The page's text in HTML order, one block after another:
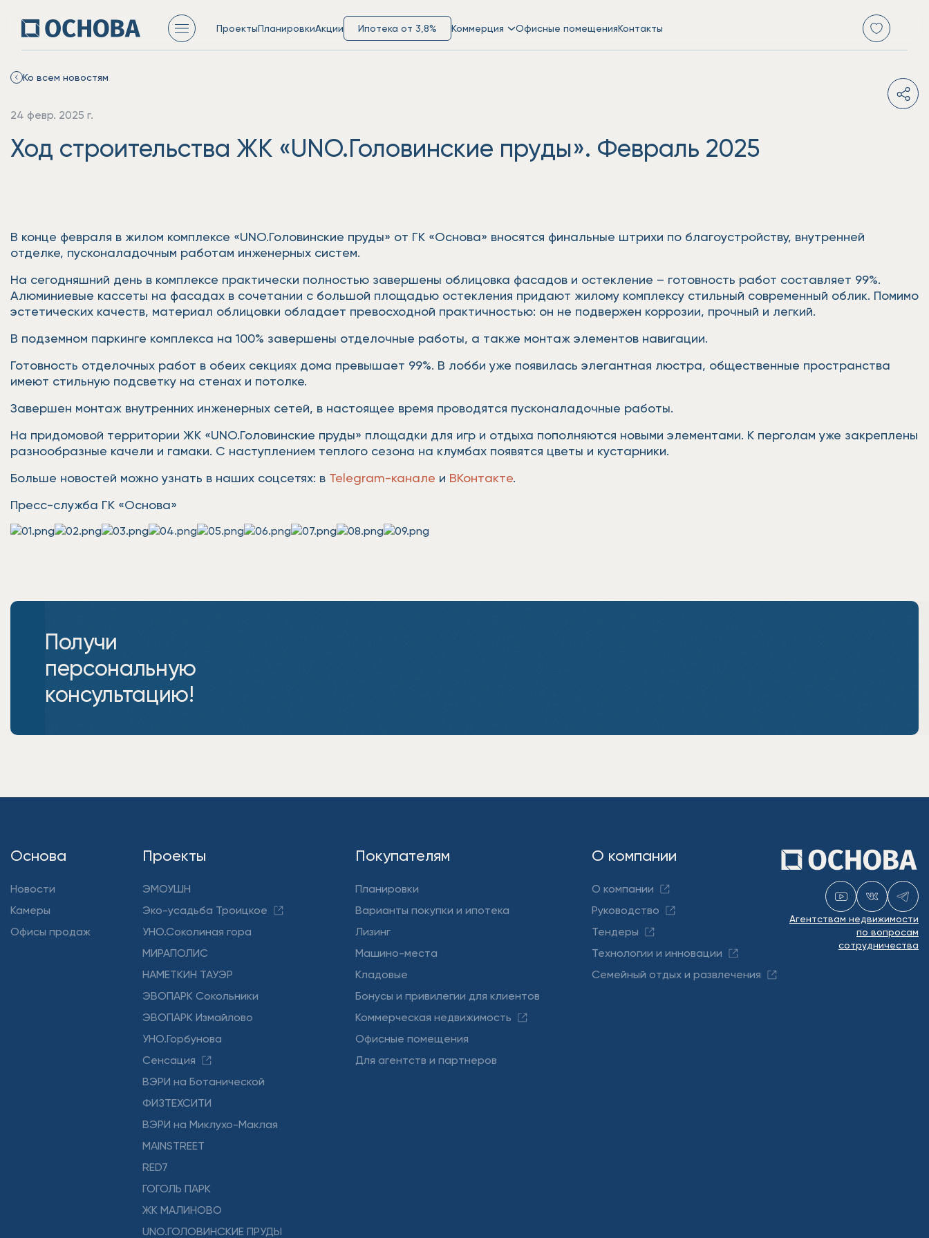
ПроектыПланировкиАкции Ипотека от 3,8% Коммерция Офисные помещенияКонтакты
Ко всем новостям
24 февр. 2025 г.
Ход строительства ЖК «UNO.Головинские пруды». Февраль 2025
В конце февраля в жилом комплексе «UNO.Головинские пруды» от ГК «Основа» вносятся финальные штрихи по благоустройству, внутренней
отделке, пусконаладочным работам инженерных систем.
На сегодняшний день в комплексе практически полностью завершены облицовка фасадов и остекление – готовность работ составляет 99%.
Алюминиевые кассеты на фасадах в сочетании с большой площадью остекления придают жилому комплексу стильный современный облик. Помимо
эстетических качеств, материал облицовки обладает превосходной практичностью: он не подвержен коррозии, прочный и легкий.
В подземном паркинге комплекса на 100% завершены отделочные работы, а также монтаж элементов навигации.
Готовность отделочных работ в обеих секциях дома превышает 99%. В лобби уже появилась элегантная люстра, общественные пространства
имеют стильную подсветку на стенах и потолке.
Завершен монтаж внутренних инженерных сетей, в настоящее время проводятся пусконаладочные работы.
На придомовой территории ЖК «UNO.Головинские пруды» площадки для игр и отдыха пополняются новыми элементами. К перголам уже закреплены
разнообразные качели и гамаки. С наступлением теплого сезона на клумбах появятся цветы и кустарники.
Больше новостей можно узнать в наших соцсетях: в Telegram-канале и ВКонтакте.
Пресс-служба ГК «Основа»
Получи
персональную
консультацию!
Основа
Новости
Камеры
Офисы продаж
Проекты
ЭМОУШН
Эко-усадьба Троицкое
УНО.Соколиная гора
МИРАПОЛИС
НАМЕТКИН ТАУЭР
ЭВОПАРК Сокольники
ЭВОПАРК Измайлово
УНО.Горбунова
Сенсация
ВЭРИ на Ботанической
ФИЗТЕХСИТИ
ВЭРИ на Миклухо-Маклая
MAINSTREET
RED7
ГОГОЛЬ ПАРК
ЖК МАЛИНОВО
UNO.ГОЛОВИНСКИЕ ПРУДЫ
Покупателям
Планировки
Варианты покупки и ипотека
Лизинг
Машино-места
Кладовые
Бонусы и привилегии для клиентов
Коммерческая недвижимость
Офисные помещения
Для агентств и партнеров
О компании
О компании
Руководство
Тендеры
Технологии и инновации
Семейный отдых и развлечения
Агентствам недвижимости
по вопросам
сотрудничества